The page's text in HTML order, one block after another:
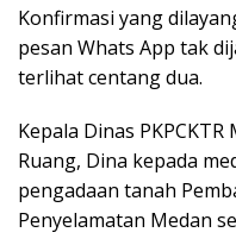
Konfirmasi yang
pesan Whats App tak
terlihat centang dua.
Kepala Dinas
Ruang, Dina kepada
pengadaan tanah
Penyelamatan Medan